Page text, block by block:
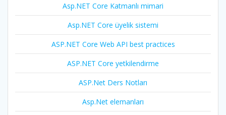
Asp.NET Core Katmanlı mimari
Asp.NET Core üyelik sistemi
ASP.NET Core Web API best practices
ASP.NET Core yetkilendirme
ASP.Net Ders Notları
Asp.Net elemanları